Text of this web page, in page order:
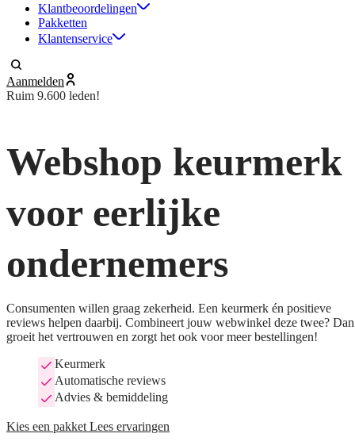
Klantbeoordelingen
Pakketten
Klantenservice
Aanmelden
Ruim 9.600 leden!
Webshop keurmerk
voor eerlijke
ondernemers
Consumenten willen graag zekerheid. Een keurmerk én positieve
reviews helpen daarbij. Combineert jouw webwinkel deze twee? Dan
groeit het vertrouwen en zorgt het ook voor meer bestellingen!
Keurmerk
Automatische reviews
Advies & bemiddeling
Kies een pakket Lees ervaringen